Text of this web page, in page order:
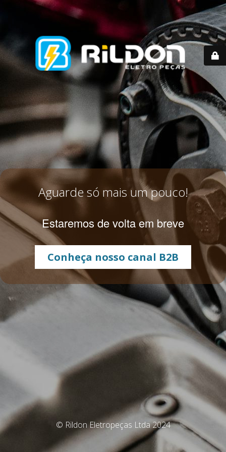
Aguarde só mais um pouco!
Estaremos de volta em breve
Conheça nosso canal B2B
© Rildon Eletropeças Ltda 2024